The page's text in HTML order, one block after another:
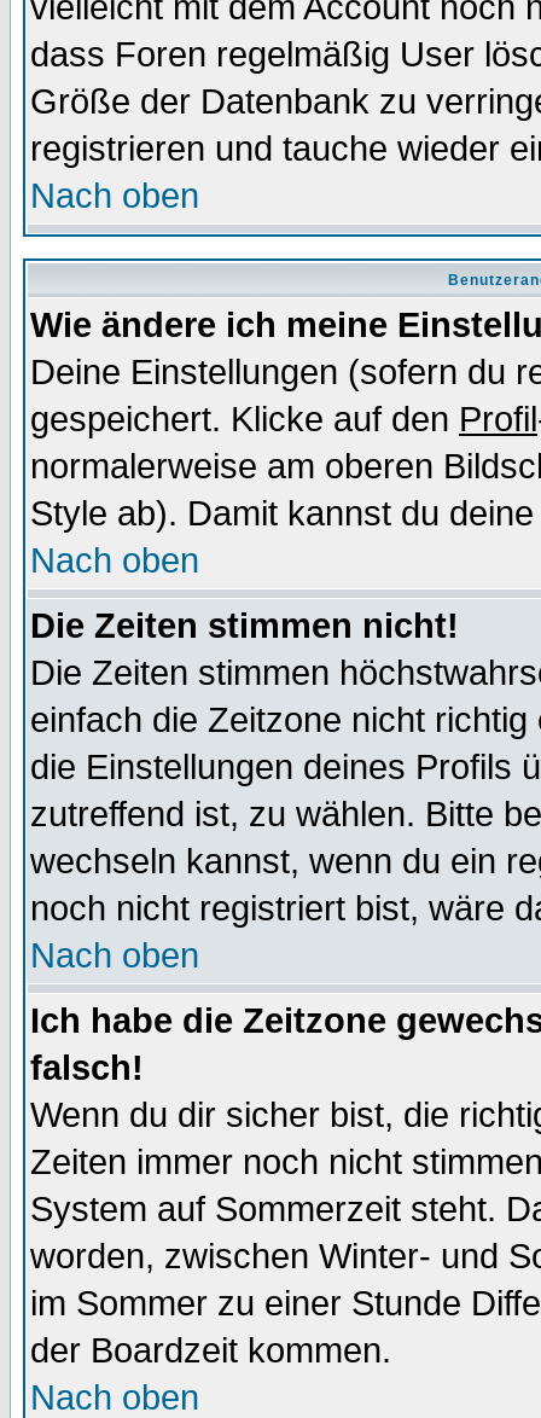
dass Foren regelmäßig User
Größe der Datenbank zu
registrieren und tauche wieder
Nach oben
Wie ändere ich meine
Deine Einstellungen (sofern du
gespeichert. Klicke auf den Profil
normalerweise am oberen
Style ab). Damit kannst du
Nach oben
Die Zeiten stimmen nicht!
Die Zeiten stimmen
einfach die Zeitzone nicht
die Einstellungen deines Profils
zutreffend ist, zu wählen. Bitte
wechseln kannst, wenn du ein
noch nicht registriert bist, wäre
Nach oben
Ich habe die Zeitzone
falsch!
Wenn du dir sicher bist, die
Zeiten immer noch nicht
System auf Sommerzeit steht.
worden, zwischen Winter- und
im Sommer zu einer Stunde
der Boardzeit kommen.
Nach oben